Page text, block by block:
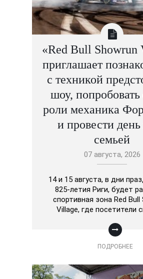
«Red Bull Showrun
приглашает
с техникой
шоу, попробовать
роли механика
и провести день
семьей
07 августа, 2026
14 и 15 августа, в дни
825-летия Риги, будет
спортивная зона Red Bull
Village, где посетители
ПОДРОБНЕЕ